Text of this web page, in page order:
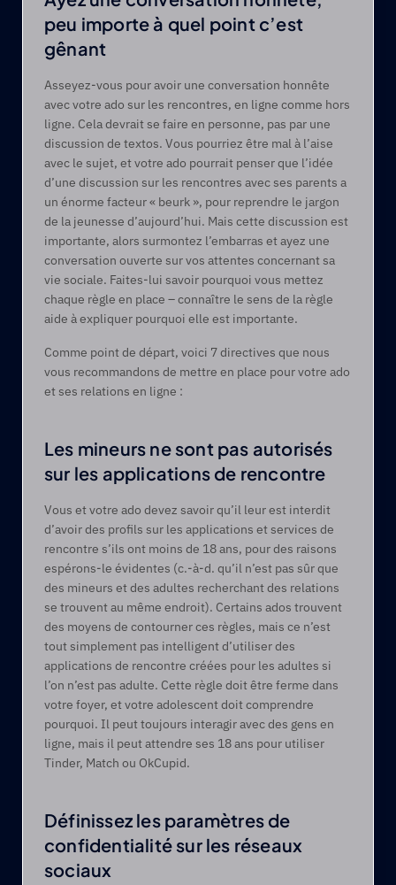
peu importe à quel point c’est
gênant
Asseyez-vous pour avoir une conversation honnête
avec votre ado sur les rencontres, en ligne comme hors
ligne. Cela devrait se faire en personne, pas par une
discussion de textos. Vous pourriez être mal à l’aise
avec le sujet, et votre ado pourrait penser que l’idée
d’une discussion sur les rencontres avec ses parents a
un énorme facteur « beurk », pour reprendre le jargon
de la jeunesse d’aujourd’hui. Mais cette discussion est
importante, alors surmontez l’embarras et ayez une
conversation ouverte sur vos attentes concernant sa
vie sociale. Faites-lui savoir pourquoi vous mettez
chaque règle en place – connaître le sens de la règle
aide à expliquer pourquoi elle est importante.
Comme point de départ, voici 7 directives que nous
vous recommandons de mettre en place pour votre ado
et ses relations en ligne :
Les mineurs ne sont pas autorisés
sur les applications de rencontre
Vous et votre ado devez savoir qu’il leur est interdit
d’avoir des profils sur les applications et services de
rencontre s’ils ont moins de 18 ans, pour des raisons
espérons-le évidentes (c.-à-d. qu’il n’est pas sûr que
des mineurs et des adultes recherchant des relations
se trouvent au même endroit). Certains ados trouvent
des moyens de contourner ces règles, mais ce n’est
tout simplement pas intelligent d’utiliser des
applications de rencontre créées pour les adultes si
l’on n’est pas adulte. Cette règle doit être ferme dans
votre foyer, et votre adolescent doit comprendre
pourquoi. Il peut toujours interagir avec des gens en
ligne, mais il peut attendre ses 18 ans pour utiliser
Tinder, Match ou OkCupid.
Définissez les paramètres de
confidentialité sur les réseaux
sociaux